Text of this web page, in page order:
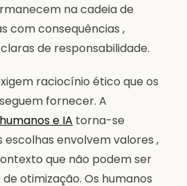
na cadeia de
com consequências ,
de responsabilidade.
raciocínio ético que os
fornecer. A
e IA torna-se
escolhas envolvem valores ,
que não podem ser
otimização. Os humanos